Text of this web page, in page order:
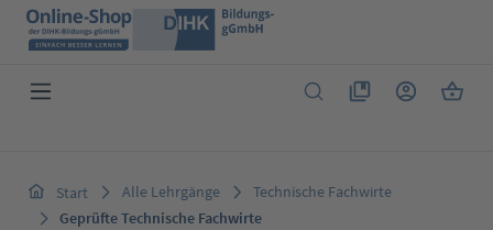
Zum Hauptinhalt springen
Du hast 0 Produkte
Start Alle Lehrgänge
Technische Fachwirte
Geprüfte Technische Fachwirte